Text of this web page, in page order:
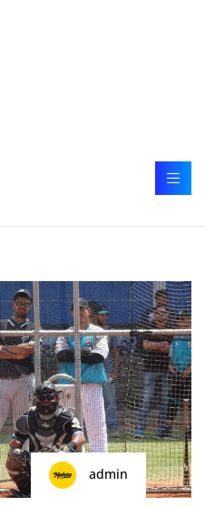
admin